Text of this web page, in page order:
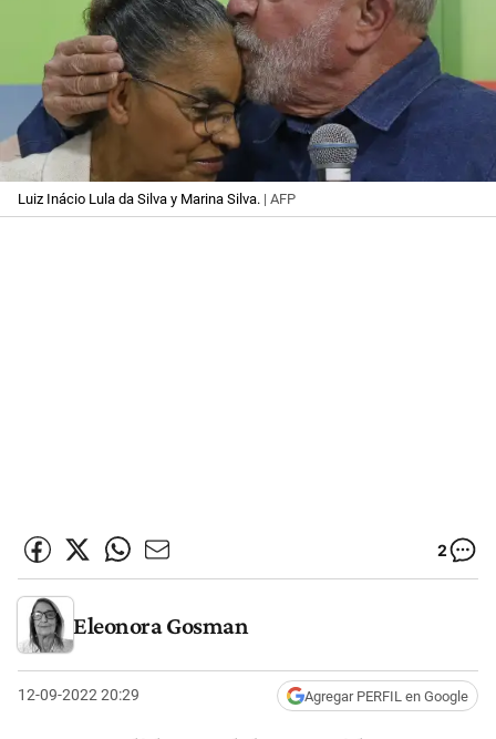
Luiz Inácio Lula da Silva y Marina Silva. | AFP
2
Eleonora Gosman
12-09-2022 20:29 Agregar PERFIL en Google